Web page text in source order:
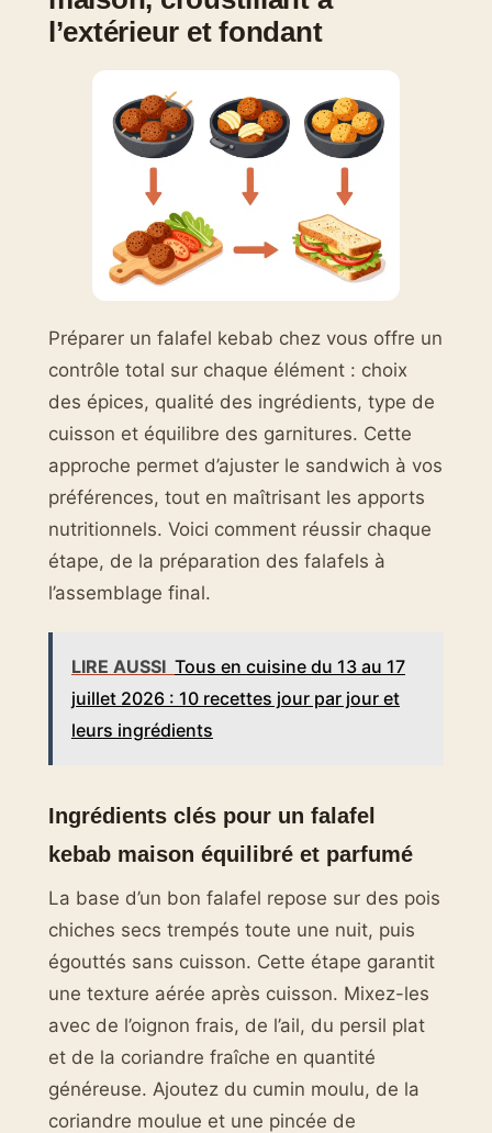
l’extérieur et fondant
Préparer un falafel kebab chez vous offre un
contrôle total sur chaque élément : choix
des épices, qualité des ingrédients, type de
cuisson et équilibre des garnitures. Cette
approche permet d’ajuster le sandwich à vos
préférences, tout en maîtrisant les apports
nutritionnels. Voici comment réussir chaque
étape, de la préparation des falafels à
l’assemblage final.
LIRE AUSSI Tous en cuisine du 13 au 17
juillet 2026 : 10 recettes jour par jour et
leurs ingrédients
Ingrédients clés pour un falafel
kebab maison équilibré et parfumé
La base d’un bon falafel repose sur des pois
chiches secs trempés toute une nuit, puis
égouttés sans cuisson. Cette étape garantit
une texture aérée après cuisson. Mixez-les
avec de l’oignon frais, de l’ail, du persil plat
et de la coriandre fraîche en quantité
généreuse. Ajoutez du cumin moulu, de la
coriandre moulue et une pincée de